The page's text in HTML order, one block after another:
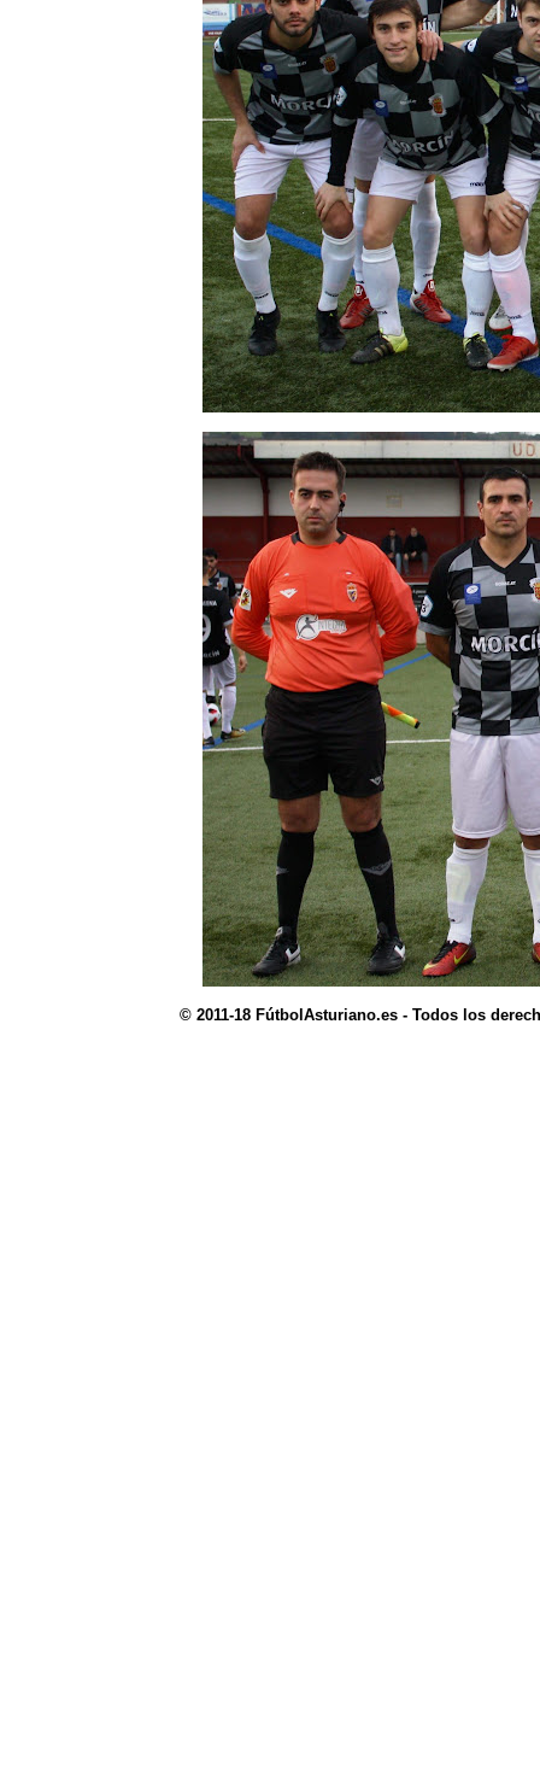
© 2011-18 FútbolAsturiano.es - Todos los